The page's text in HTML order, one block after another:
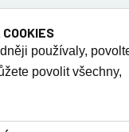
používaly,
povolit všechny,